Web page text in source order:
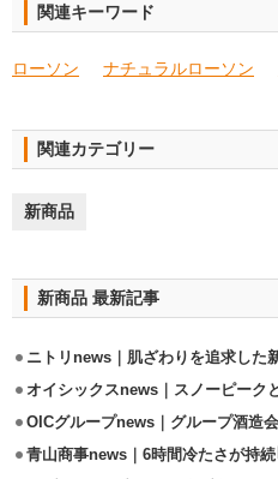
関連キーワード
ローソン ナチュラルローソン
関連カテゴリー
新商品
新商品 最新記事